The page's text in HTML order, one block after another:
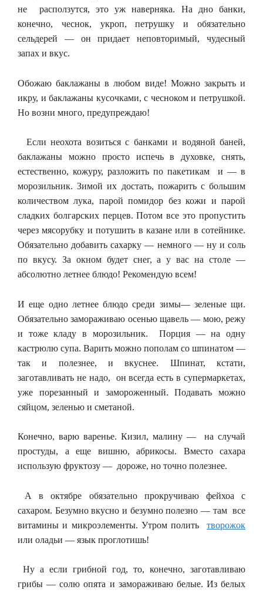
не расползутся, это уж наверняка. На дно банки,
конечно, чеснок, укроп, петрушку и обязательно
сельдерей — он придает неповторимый, чудесный
запах и вкус.
Обожаю баклажаны в любом виде! Можно закрыть и
икру, и баклажаны кусочками, с чесноком и петрушкой.
Но возни много, предупреждаю!
Если неохота возиться с банками и водяной баней,
баклажаны можно просто испечь в духовке, снять,
естественно, кожуру, разложить по пакетикам и — в
морозильник. Зимой их достать, пожарить с большим
количеством лука, парой помидор без кожи и парой
сладких болгарских перцев. Потом все это пропустить
через мясорубку и потушить в казане или в сотейнике.
Обязательно добавить сахарку — немного — ну и соль
по вкусу. За окном будет снег, а у вас на столе —
абсолютно летнее блюдо! Рекомендую всем!
И еще одно летнее блюдо среди зимы— зеленые щи.
Обязательно замораживаю осенью щавель — мою, режу
и тоже кладу в морозильник. Порция — на одну
кастрюлю супа. Варить можно пополам со шпинатом —
так и полезнее, и вкуснее. Шпинат, кстати,
заготавливать не надо, он всегда есть в супермаркетах,
уже порезанный и замороженный. Подавать можно
сяйцом, зеленью и сметаной.
Конечно, варю варенье. Кизил, малину — на случай
простуды, а еще вишню, абрикосы. Вместо сахара
использую фруктозу — дороже, но точно полезнее.
А в октябре обязательно прокручиваю фейхоа с
сахаром. Безумно вкусно и безумно полезно — там все
витамины и микроэлементы. Утром полить творожок
или оладьи — язык проглотишь!
Ну а если грибной год, то, конечно, заготавливаю
грибы — солю опята и замораживаю белые. Из белых